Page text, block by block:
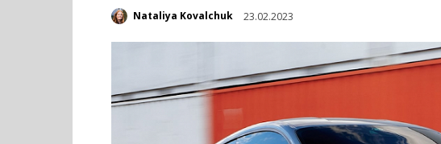
Nataliya Kovalchuk 23.02.2023